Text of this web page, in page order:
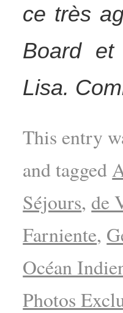
ce très
Board
Lisa.
This entry
and tagged
Séjours, de
Farniente,
Océan
Photos